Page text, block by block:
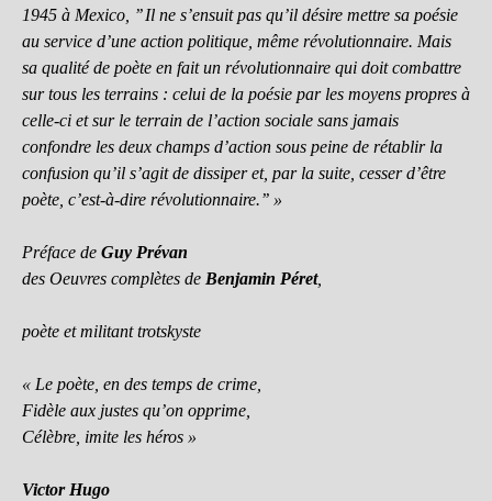
1945 à Mexico, ’’ Il ne s’ensuit pas qu’il désire mettre sa poésie
au service d’une action politique, même révolutionnaire. Mais
sa qualité de poète en fait un révolutionnaire qui doit combattre
sur tous les terrains : celui de la poésie par les moyens propres à
celle-ci et sur le terrain de l’action sociale sans jamais
confondre les deux champs d’action sous peine de rétablir la
confusion qu’il s’agit de dissiper et, par la suite, cesser d’être
poète, c’est-à-dire révolutionnaire.’’ »
Préface de Guy Prévan
des Oeuvres complètes de Benjamin Péret,
poète et militant trotskyste
« Le poète, en des temps de crime,
Fidèle aux justes qu’on opprime,
Célèbre, imite les héros »
Victor Hugo